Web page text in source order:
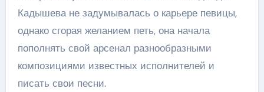
Кадышева не задумывалась о карьере певицы,
однако сгорая желанием петь, она начала
пополнять свой арсенал разнообразными
композициями известных исполнителей и
писать свои песни.